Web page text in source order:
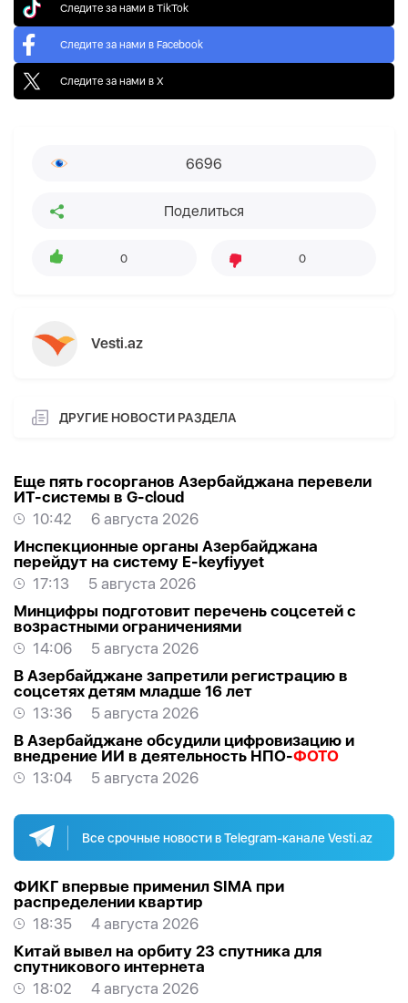
Следите за нами в TikTok
Следите за нами в Facebook
Следите за нами в X
6696
Поделиться
0 0
Vesti.az
ДРУГИЕ НОВОСТИ РАЗДЕЛА
Еще пять госорганов Азербайджана перевели
ИТ-системы в G-cloud
10:42
6 августа 2026
Инспекционные органы Азербайджана
перейдут на систему E-keyfiyyet
17:13
5 августа 2026
Минцифры подготовит перечень соцсетей с
возрастными ограничениями
14:06
5 августа 2026
В Азербайджане запретили регистрацию в
соцсетях детям младше 16 лет
13:36
5 августа 2026
В Азербайджане обсудили цифровизацию и
внедрение ИИ в деятельность НПО-ФОТО
13:04
5 августа 2026
Все срочные новости в Telegram-канале Vesti.az
ФИКГ впервые применил SIMA при
распределении квартир
18:35
4 августа 2026
Китай вывел на орбиту 23 спутника для
спутникового интернета
18:02
4 августа 2026